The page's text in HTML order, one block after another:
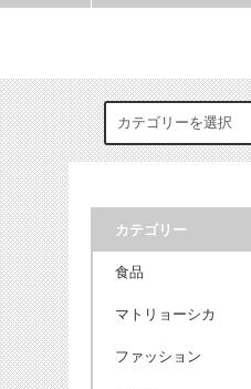
カテゴリー
食品
マトリョーシカ
ファッション